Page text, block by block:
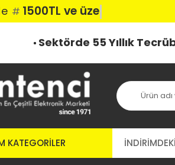
# 1500TL ve üzeri k
Sektörde 55 Yıllık
KATEGORILER